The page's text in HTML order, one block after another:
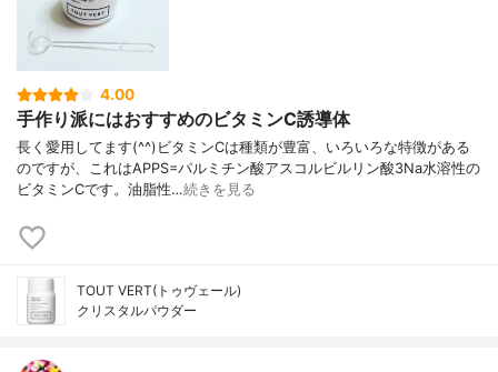
4.00
手作り派にはおすすめのビタミンC誘導体
長く愛用してます(^^)ビタミンCは種類が豊富、いろいろな特徴がある
のですが、これはAPPS=パルミチン酸アスコルビルリン酸3Na水溶性の
ビタミンCです。油脂性…続きを見る
TOUT VERT(トゥヴェール)
クリスタルパウダー